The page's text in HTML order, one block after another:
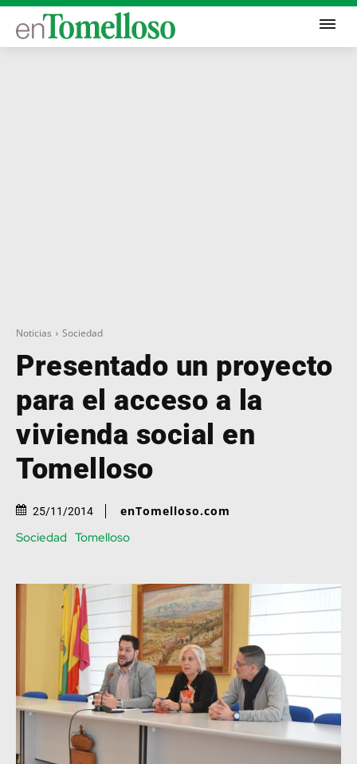
Noticias Sociedad
Presentado un proyecto
para el acceso a la
vivienda social en
Tomelloso
25/11/2014 enTomelloso.com
Sociedad Tomelloso